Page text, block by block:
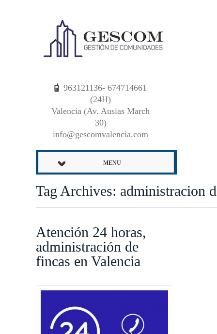
963121136- 674714661
(24H)
Valencia (Av. Ausias March
30)
info@gescomvalencia.com
MENU
Tag Archives: administracion
Atención 24 horas,
administración de
fincas en Valencia